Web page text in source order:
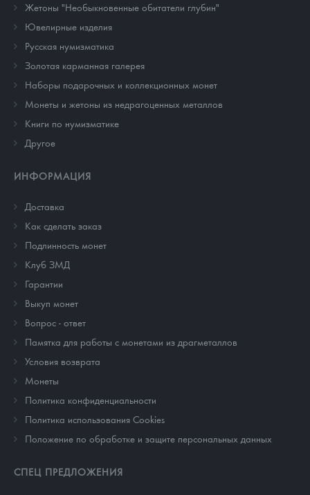
Жетоны "Необыкновенные обитатели глубин"
Ювелирные изделия
Русская нумизматика
Золотая карманная галерея
Наборы подарочных и коллекционных монет
Монеты и жетоны из недрагоценных металлов
Книги по нумизматике
Другое
ИНФОРМАЦИЯ
Доставка
Как сделать заказ
Подлинность монет
Клуб ЗМД
Гарантии
Выкуп монет
Вопрос - ответ
Памятка для работы с монетами из драгметаллов
Условия возврата
Монеты
Политика конфиденциальности
Политика использования Cookies
Положение по обработке и защите персональных данных
СПЕЦ ПРЕДЛОЖЕНИЯ